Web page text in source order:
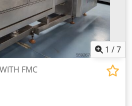
2 días hábiles.
1 /7
FMC